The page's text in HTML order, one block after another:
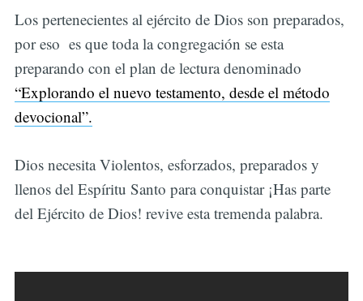
Los pertenecientes al ejército de Dios son preparados,
por eso es que toda la congregación se esta
preparando con el plan de lectura denominado
“Explorando el nuevo testamento, desde el método
devocional”.
Dios necesita Violentos, esforzados, preparados y
llenos del Espíritu Santo para conquistar ¡Has parte
del Ejército de Dios! revive esta tremenda palabra.